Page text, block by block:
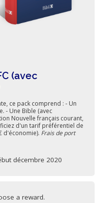
(avec
ce pack comprend : - Un
- Une Bible (avec
Nouvelle français courant,
d'un tarif préférentiel de
d'économie). Frais de port
décembre 2020
a reward.